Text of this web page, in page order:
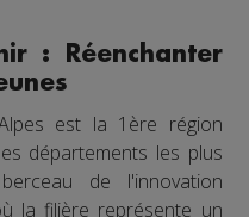
: Réenchanter
est la 1ère région
départements les plus
de l'innovation
la filière représente un